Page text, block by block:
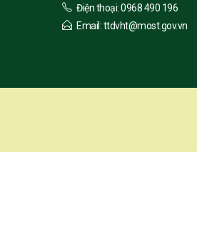
Điện thoại: 0968 490 196
Email: ttdvht@most.gov.vn